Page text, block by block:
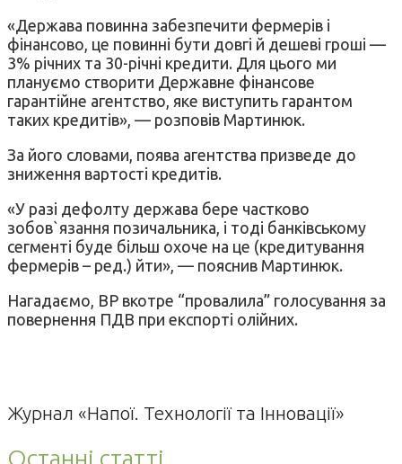
«Держава повинна забезпечити фермерів і
фінансово, це повинні бути довгі й дешеві гроші —
3% річних та 30-річні кредити. Для цього ми
плануємо створити Державне фінансове
гарантійне агентство, яке виступить гарантом
таких кредитів», — розповів Мартинюк.
За його словами, поява агентства призведе до
зниження вартості кредитів.
«У разі дефолту держава бере частково
зобов`язання позичальника, і тоді банківському
сегменті буде більш охоче на це (кредитування
фермерів – ред.) йти», — пояснив Мартинюк.
Нагадаємо, ВР вкотре “провалила” голосування за
повернення ПДВ при експорті олійних.
Журнал «Напої. Технології та Інновації»
Останні статті